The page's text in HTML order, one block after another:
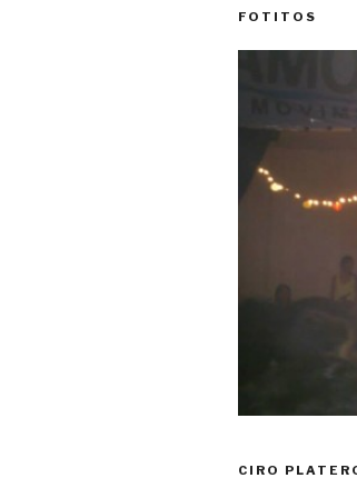
FOTITOS
CIRO